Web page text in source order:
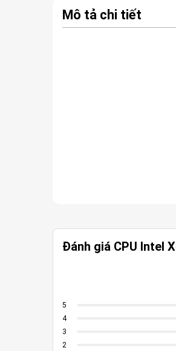
Mô tả chi tiết
Đánh giá CPU Intel
5
4
3
2